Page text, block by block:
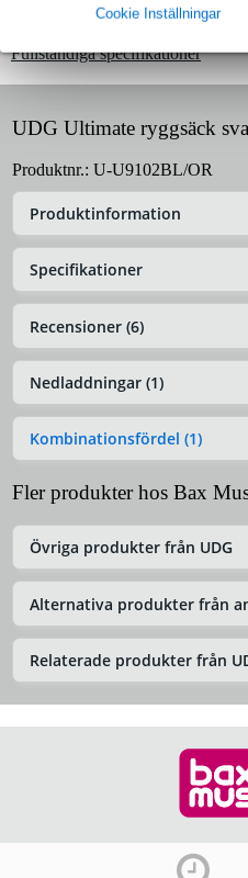
Cookie Inställningar
material: högkvalitativ
Fullständiga specifikationer
UDG Ultimate ryggsäck
Produktnr.: U-U9102BL/OR
Produktinformation
Specifikationer
Recensioner (6)
Nedladdningar (1)
Kombinationsfördel (1)
Fler produkter hos Bax
Övriga produkter från UDG
Alternativa produkter från
Relaterade produkter från